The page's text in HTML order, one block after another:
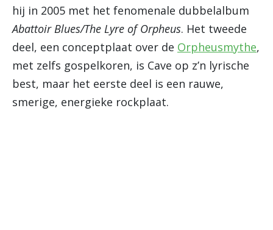
hij in 2005 met het fenomenale dubbelalbum
Abattoir Blues/The Lyre of Orpheus. Het tweede
deel, een conceptplaat over de Orpheusmythe,
met zelfs gospelkoren, is Cave op z’n lyrische
best, maar het eerste deel is een rauwe,
smerige, energieke rockplaat.